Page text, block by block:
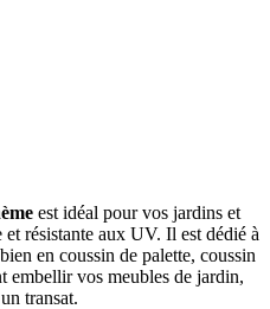
est idéal pour vos jardins et
et résistante aux UV. Il est dédié à
en coussin de palette, coussin
embellir vos meubles de jardin,
transat.